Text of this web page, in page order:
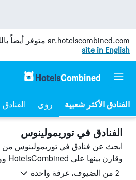
ar.hotelscombined.com متوفر أيضاً
site in English
رؤى
الفنادق في توريمولينوس
ابحث عن فنادق في توريمولينوس من
وقارن بينها على HotelsCombined ووفّر.
2 من الضيوف، غرفة واحدة